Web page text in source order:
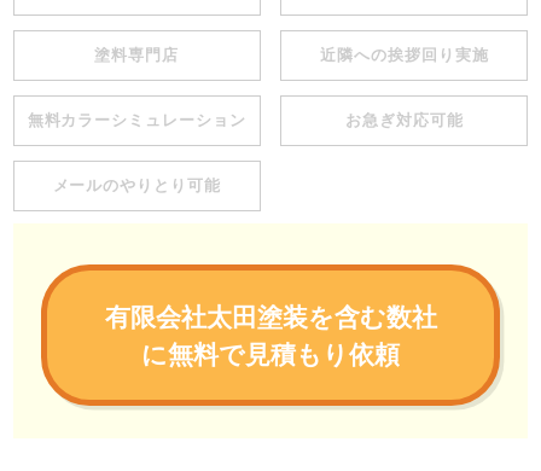
塗料専門店 近隣への挨拶回り実施
無料カラーシミュレーション お急ぎ対応可能
メールのやりとり可能
有限会社太田塗装を含む数社
に無料で見積もり依頼